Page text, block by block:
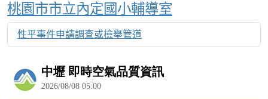
Over View
桃園市市立內定國小輔導室
性平事件申請調查或檢舉管道